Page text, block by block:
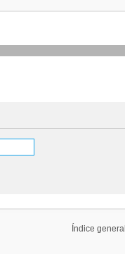
Índice general